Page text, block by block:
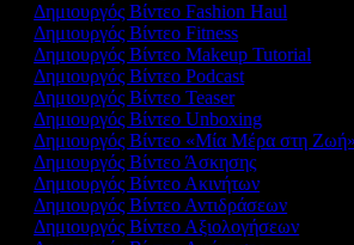
Δημιουργός Βίντεο Fashion Haul
Δημιουργός Βίντεο Fitness
Δημιουργός Βίντεο Makeup Tutorial
Δημιουργός Βίντεο Podcast
Δημιουργός Βίντεο Teaser
Δημιουργός Βίντεο Unboxing
Δημιουργός Βίντεο «Μία Μέρα στη Ζωή»
Δημιουργός Βίντεο Άσκησης
Δημιουργός Βίντεο Ακινήτων
Δημιουργός Βίντεο Αντιδράσεων
Δημιουργός Βίντεο Αξιολογήσεων